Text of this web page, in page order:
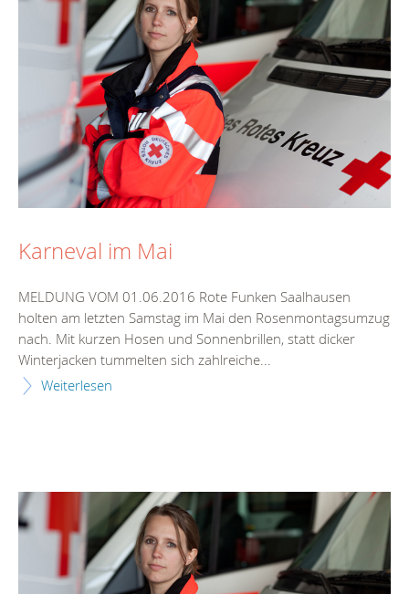
Karneval im Mai
MELDUNG VOM 01.06.2016 Rote Funken Saalhausen
holten am letzten Samstag im Mai den Rosenmontagsumzug
nach. Mit kurzen Hosen und Sonnenbrillen, statt dicker
Winterjacken tummelten sich zahlreiche...
Weiterlesen